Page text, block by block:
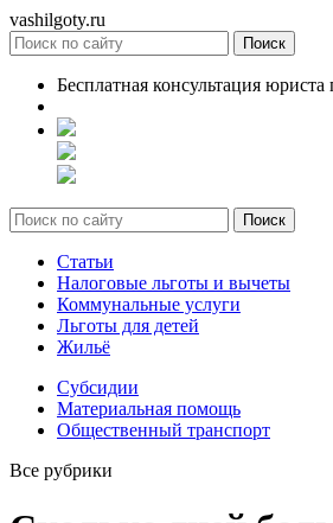
vashilgoty.ru
Бесплатная консультация
Статьи
Налоговые льготы и вычеты
Коммунальные услуги
Льготы для детей
Жильё
Субсидии
Материальная помощь
Общественный транспорт
Все рубрики